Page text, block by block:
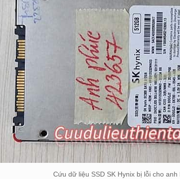
Cứu dữ liệu SSD SK Hynix bị lỗi cho anh